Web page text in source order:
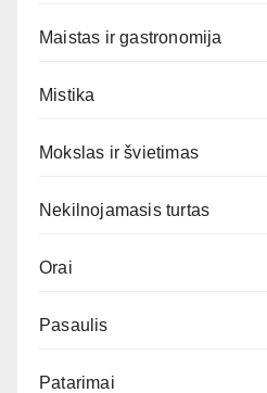
Maistas ir gastronomija
Mistika
Mokslas ir švietimas
Nekilnojamasis turtas
Orai
Pasaulis
Patarimai